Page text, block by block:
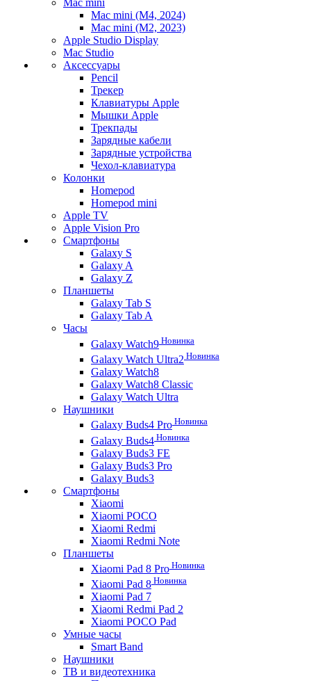
Mac mini
Mac mini (M4, 2024)
Mac mini (M2, 2023)
Apple Studio Display
Mac Studio
Аксессуары
Pencil
Трекер
Клавиатуры Apple
Мышки Apple
Трекпады
Зарядные кабели
Зарядные устройства
Чехол-клавиатура
Колонки
Homepod
Homepod mini
Apple TV
Apple Vision Pro
Смартфоны
Galaxy S
Galaxy A
Galaxy Z
Планшеты
Galaxy Tab S
Galaxy Tab A
Часы
Galaxy Watch9 Новинка
Galaxy Watch Ultra2 Новинка
Galaxy Watch8
Galaxy Watch8 Classic
Galaxy Watch Ultra
Наушники
Galaxy Buds4 Pro Новинка
Galaxy Buds4 Новинка
Galaxy Buds3 FE
Galaxy Buds3 Pro
Galaxy Buds3
Смартфоны
Xiaomi
Xiaomi POCO
Xiaomi Redmi
Xiaomi Redmi Note
Планшеты
Xiaomi Pad 8 Pro Новинка
Xiaomi Pad 8 Новинка
Xiaomi Pad 7
Xiaomi Redmi Pad 2
Xiaomi POCO Pad
Умные часы
Smart Band
Наушники
ТВ и видеотехника